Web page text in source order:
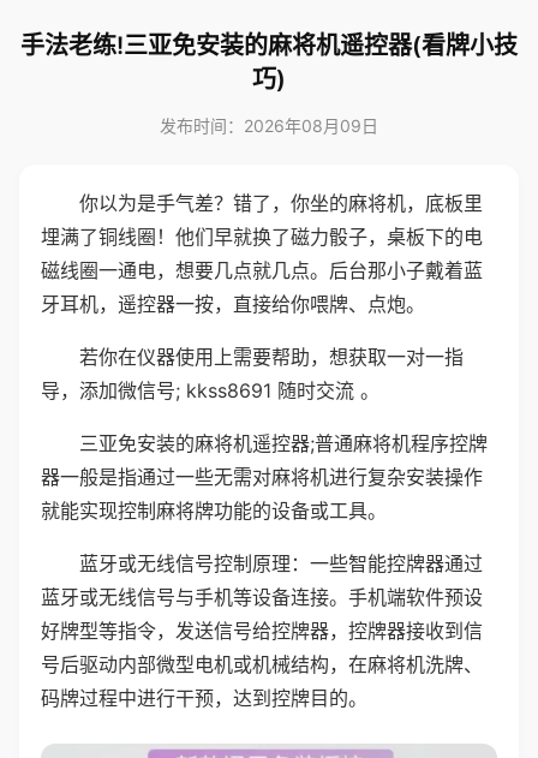
手法老练!三亚免安装的麻将机遥控器(看牌小技
巧)
发布时间：2026年08月09日
你以为是手气差？错了，你坐的麻将机，底板里
埋满了铜线圈！他们早就换了磁力骰子，桌板下的电
磁线圈一通电，想要几点就几点。后台那小子戴着蓝
牙耳机，遥控器一按，直接给你喂牌、点炮。
若你在仪器使用上需要帮助，想获取一对一指
导，添加微信号; kkss8691 随时交流 。
三亚免安装的麻将机遥控器;普通麻将机程序控牌
器一般是指通过一些无需对麻将机进行复杂安装操作
就能实现控制麻将牌功能的设备或工具。
蓝牙或无线信号控制原理：一些智能控牌器通过
蓝牙或无线信号与手机等设备连接。手机端软件预设
好牌型等指令，发送信号给控牌器，控牌器接收到信
号后驱动内部微型电机或机械结构，在麻将机洗牌、
码牌过程中进行干预，达到控牌目的。